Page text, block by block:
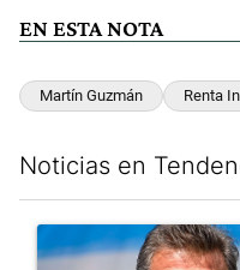
EN ESTA NOTA
Martín Guzmán Renta
Noticias en
Un artículo de